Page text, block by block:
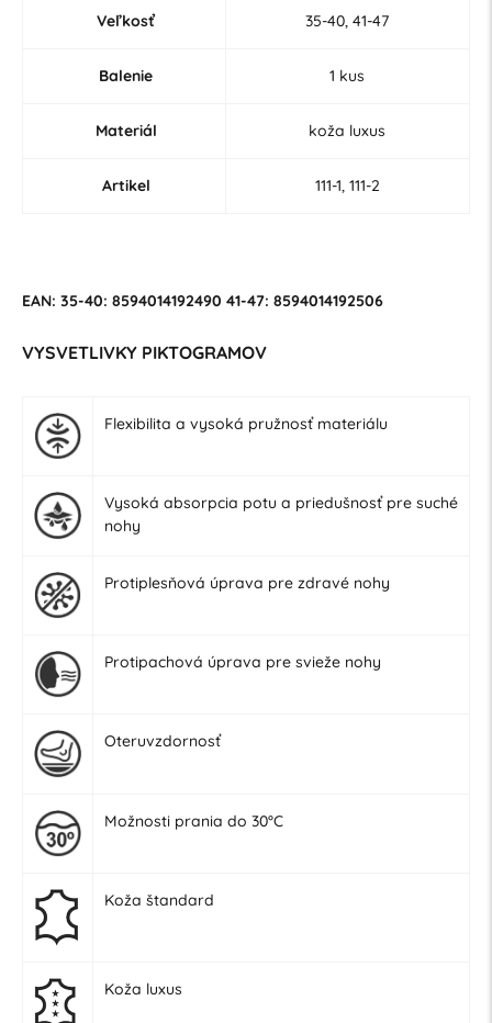
Veľkosť 35-40, 41-47
Balenie 1 kus
Materiál koža luxus
Artikel 111-1, 111-2
EAN: 35-40: 8594014192490 41-47: 8594014192506
VYSVETLIVKY PIKTOGRAMOV
Flexibilita a vysoká pružnosť materiálu
Vysoká absorpcia potu a priedušnosť pre suché
nohy
Protiplesňová úprava pre zdravé nohy
Protipachová úprava pre svieže nohy
Oteruvzdornosť
Možnosti prania do 30°C
Koža štandard
Koža luxus